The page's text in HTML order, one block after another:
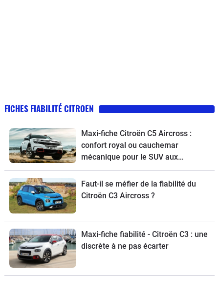
FICHES FIABILITÉ CITROEN
Maxi-fiche Citroën C5 Aircross :
confort royal ou cauchemar
mécanique pour le SUV aux
chevrons ?
Faut-il se méfier de la fiabilité du
Citroën C3 Aircross ?
Maxi-fiche fiabilité - Citroën C3 : une
discrète à ne pas écarter